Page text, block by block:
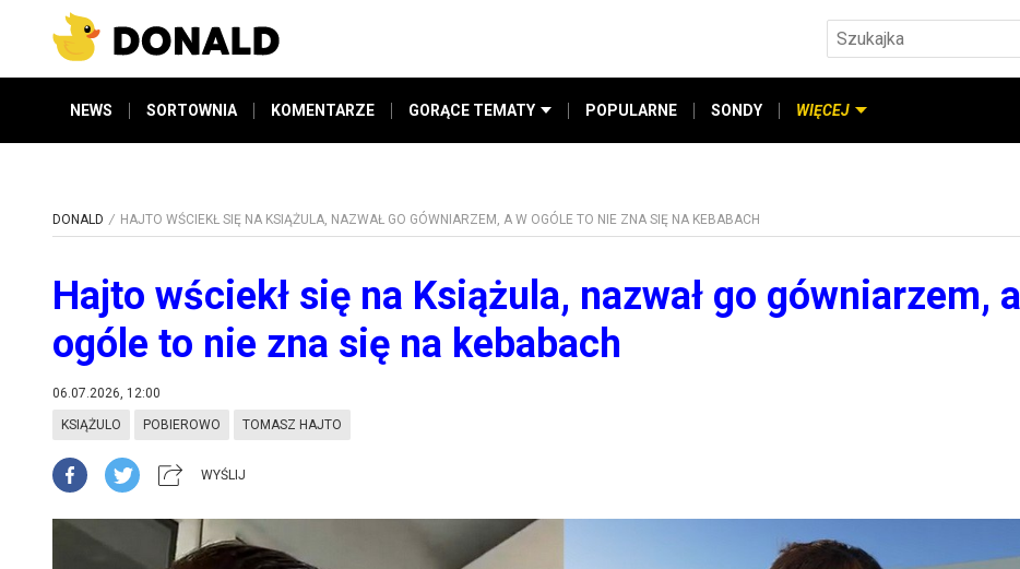
NEWS SORTOWNIA KOMENTARZE GORĄCE TEMATY POPULARNE SONDY WIĘCEJ
DONALD HAJTO WŚCIEKŁ SIĘ NA KSIĄŻULA, NAZWAŁ GO GÓWNIARZEM, A W OGÓLE TO NIE ZNA SIĘ NA KEBABACH
Hajto wściekł się na Książula, nazwał go gówniarzem,
ogóle to nie zna się na kebabach
06.07.2026, 12:00
KSIĄŻULO POBIEROWO TOMASZ HAJTO
WYŚLIJ